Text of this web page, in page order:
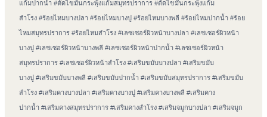
แก้มปากน้ำ #ตัดไขมันกระพุ้งแก้มสมุทรปราการ #ตัดไขมันกระพุ้งแก้ม
สำโรง #ร้อยไหมบางปลา #ร้อยไหมบางปู #ร้อยไหมบางพลี #ร้อยไหมปากน้ำ #ร้อย
ไหมสมุทรปราการ #ร้อยไหมสำโรง #เลซเซอร์ผิวหน้าบางปลา #เลซเซอร์ผิวหน้า
บางปู #เลซเซอร์ผิวหน้าบางพลี #เลซเซอร์ผิวหน้าปากน้ำ #เลซเซอร์ผิวหน้า
สมุทรปราการ #เลซเซอร์ผิวหน้าสำโรง #เสริมขมับบางปลา #เสริมขมับ
บางปู #เสริมขมับบางพลี #เสริมขมับปากน้ำ #เสริมขมับสมุทรปราการ #เสริมขมับ
สำโรง #เสริมคางบางปลา #เสริมคางบางปู #เสริมคางบางพลี #เสริมคาง
ปากน้ำ #เสริมคางสมุทรปราการ #เสริมคางสำโรง #เสริมจมูกบางปลา #เสริมจมูก